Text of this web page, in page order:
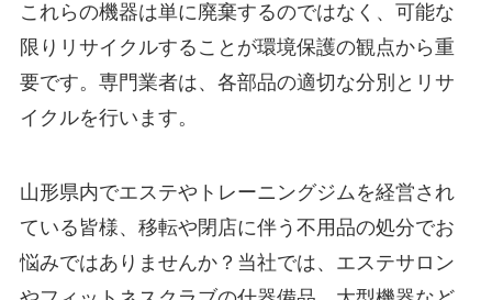
これらの機器は単に廃棄するのではなく、可能な
限りリサイクルすることが環境保護の観点から重
要です。専門業者は、各部品の適切な分別とリサ
イクルを行います。
山形県内でエステやトレーニングジムを経営され
ている皆様、移転や閉店に伴う不用品の処分でお
悩みではありませんか？当社では、エステサロン